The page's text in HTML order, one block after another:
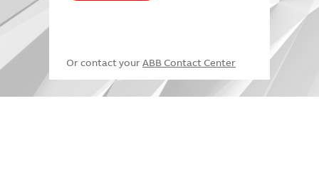
Or contact your ABB Contact Center